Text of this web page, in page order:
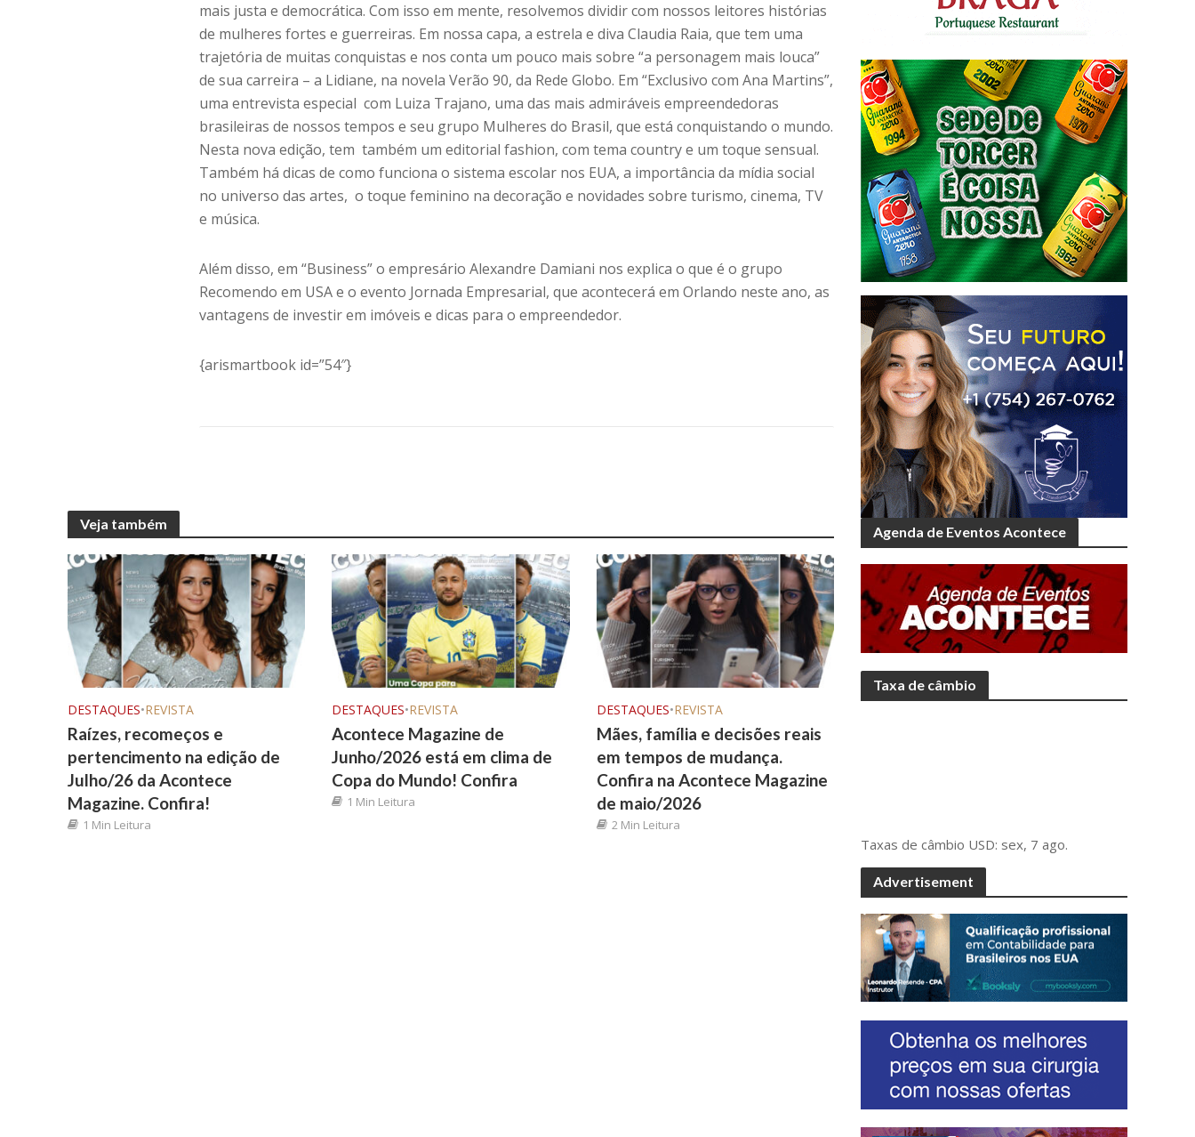
mais justa e democrática. Com isso em mente, resolvemos dividir com nossos leitores histórias
de mulheres fortes e guerreiras. Em nossa capa, a estrela e diva Claudia Raia, que tem uma
trajetória de muitas conquistas e nos conta um pouco mais sobre “a personagem mais louca”
de sua carreira – a Lidiane, na novela Verão 90, da Rede Globo. Em “Exclusivo com Ana Martins”,
uma entrevista especial com Luiza Trajano, uma das mais admiráveis empreendedoras
brasileiras de nossos tempos e seu grupo Mulheres do Brasil, que está conquistando o mundo.
Nesta nova edição, tem também um editorial fashion, com tema country e um toque sensual.
Também há dicas de como funciona o sistema escolar nos EUA, a importância da mídia social
no universo das artes, o toque feminino na decoração e novidades sobre turismo, cinema, TV
e música.
Além disso, em “Business” o empresário Alexandre Damiani nos explica o que é o grupo
Recomendo em USA e o evento Jornada Empresarial, que acontecerá em Orlando neste ano, as
vantagens de investir em imóveis e dicas para o empreendedor.
{arismartbook id=”54″}
Veja também
DESTAQUES•REVISTA
Raízes, recomeços e
pertencimento na edição de
Julho/26 da Acontece
Magazine. Confira!
1 Min Leitura
DESTAQUES•REVISTA
Acontece Magazine de
Junho/2026 está em clima de
Copa do Mundo! Confira
1 Min Leitura
DESTAQUES•REVISTA
Mães, família e decisões reais
em tempos de mudança.
Confira na Acontece Magazine
de maio/2026
2 Min Leitura
Agenda de Eventos Acontece
Taxa de câmbio
Taxas de câmbio USD: sex, 7 ago.
Advertisement